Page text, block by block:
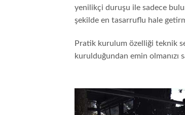
yenilikçi duruşu ile sadece
şekilde en tasarruflu hale
Pratik kurulum özelliği teknik
kurulduğundan emin olmanızı